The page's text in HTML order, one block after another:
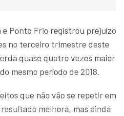
e Ponto Frio registrou prejuízo
no terceiro trimestre deste
quase quatro vezes maior
mesmo período de 2018.
que não vão se repetir em
melhora, mas ainda